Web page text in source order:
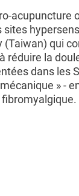
acupuncture
qui
réduire la
dans les
» -